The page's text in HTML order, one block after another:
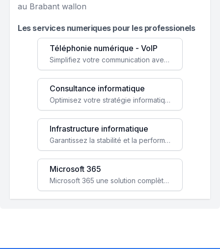
au Brabant wallon
Les services numeriques pour les professionels
Téléphonie numérique - VoIP
Simplifiez votre communication avec une solution VoIP flexible, économique et adaptée à vos besoins professionnels.
Consultance informatique
Optimisez votre stratégie informatique avec l'expertise de nos consultants pour améliorer votre efficacité et sécurité.
Infrastructure informatique
Garantissez la stabilité et la performance de votre entreprise avec une infrastructure IT sécurisée et évolutive.
Microsoft 365
Microsoft 365 une solution complète qui booste votre productivité, renforce la sécurité de vos données et facilite la collaboration.